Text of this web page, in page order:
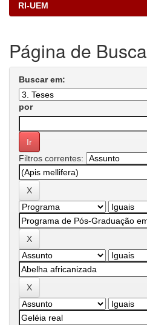
RI-UEM
Página de Busca
Buscar em:
por
Filtros correntes: